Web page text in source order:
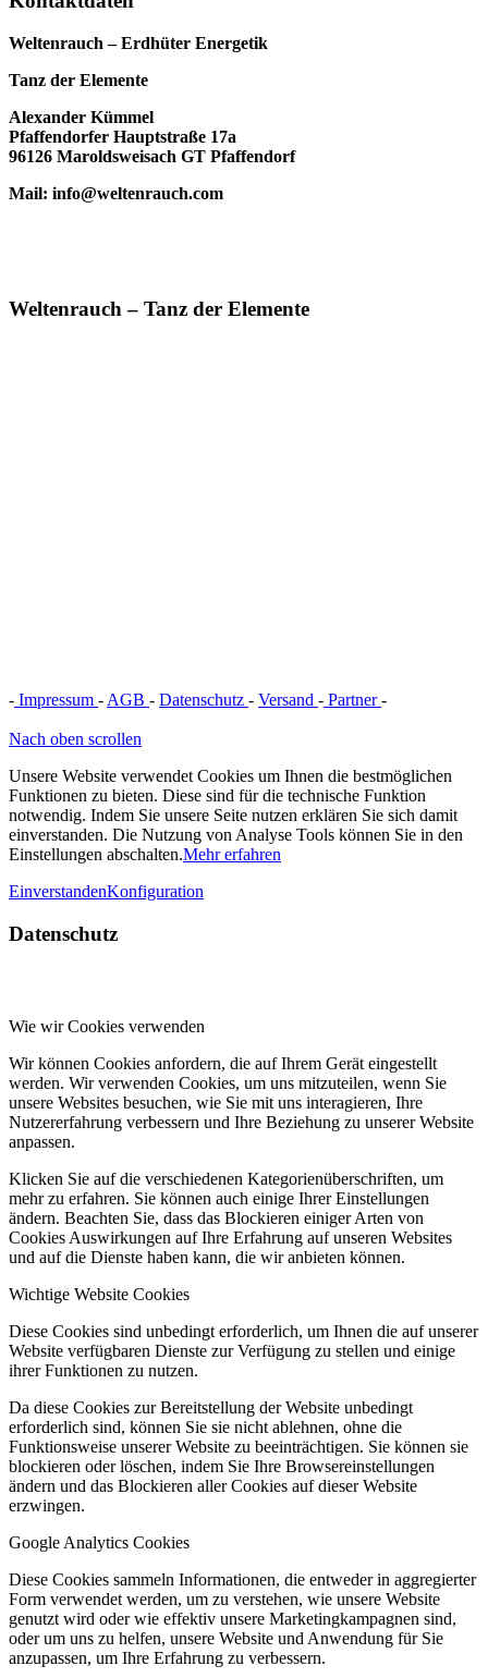
Weltenrauch – Erdhüter Energetik
Tanz der Elemente
Alexander Kümmel
Pfaffendorfer Hauptstraße 17a
96126 Maroldsweisach GT Pfaffendorf
Mail: info@weltenrauch.com
Weltenrauch – Tanz der Elemente
- Impressum - AGB - Datenschutz - Versand - Partner-
Nach oben scrollen
Unsere Website verwendet Cookies um Ihnen die bestmöglichen
Funktionen zu bieten. Diese sind für die technische Funktion
notwendig. Indem Sie unsere Seite nutzen erklären Sie sich damit
einverstanden. Die Nutzung von Analyse Tools können Sie in den
Einstellungen abschalten.Mehr erfahren
EinverstandenKonfiguration
Datenschutz
Wie wir Cookies verwenden
Wir können Cookies anfordern, die auf Ihrem Gerät eingestellt
werden. Wir verwenden Cookies, um uns mitzuteilen, wenn Sie
unsere Websites besuchen, wie Sie mit uns interagieren, Ihre
Nutzererfahrung verbessern und Ihre Beziehung zu unserer Website
anpassen.
Klicken Sie auf die verschiedenen Kategorienüberschriften, um
mehr zu erfahren. Sie können auch einige Ihrer Einstellungen
ändern. Beachten Sie, dass das Blockieren einiger Arten von
Cookies Auswirkungen auf Ihre Erfahrung auf unseren Websites
und auf die Dienste haben kann, die wir anbieten können.
Wichtige Website Cookies
Diese Cookies sind unbedingt erforderlich, um Ihnen die auf unserer
Website verfügbaren Dienste zur Verfügung zu stellen und einige
ihrer Funktionen zu nutzen.
Da diese Cookies zur Bereitstellung der Website unbedingt
erforderlich sind, können Sie sie nicht ablehnen, ohne die
Funktionsweise unserer Website zu beeinträchtigen. Sie können sie
blockieren oder löschen, indem Sie Ihre Browsereinstellungen
ändern und das Blockieren aller Cookies auf dieser Website
erzwingen.
Google Analytics Cookies
Diese Cookies sammeln Informationen, die entweder in aggregierter
Form verwendet werden, um zu verstehen, wie unsere Website
genutzt wird oder wie effektiv unsere Marketingkampagnen sind,
oder um uns zu helfen, unsere Website und Anwendung für Sie
anzupassen, um Ihre Erfahrung zu verbessern.